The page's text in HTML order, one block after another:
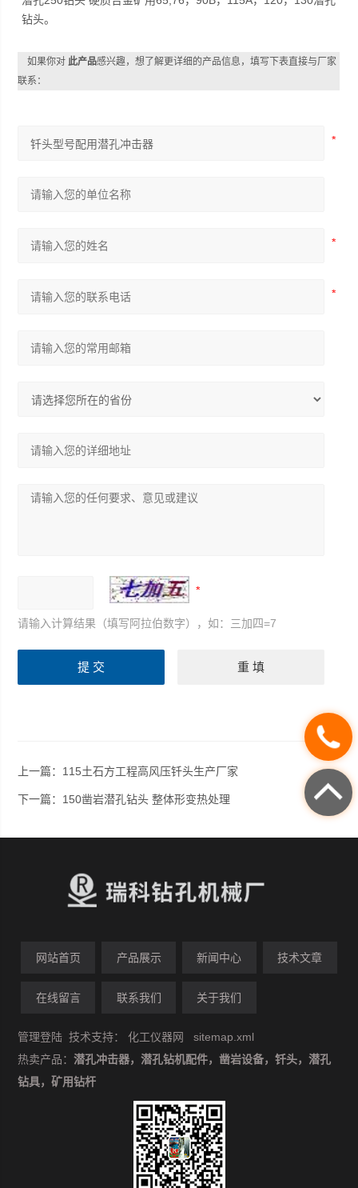
钻头。
如果你对此产品感兴趣，想了解更详细的产品信息，填写下表直接与厂家
联系：
请输入计算结果（填写阿拉伯数字），如：三加四=7
上一篇： 115土石方工程高风压钎头生产厂家
下一篇： 150凿岩潜孔钻头 整体形变热处理
网站首页 产品展示 新闻中心 技术文章
在线留言 联系我们 关于我们
管理登陆 技术支持：化工仪器网
sitemap.xml
热卖产品：潜孔冲击器，潜孔钻机配件，凿岩设备，钎头，潜孔
钻具，矿用钻杆